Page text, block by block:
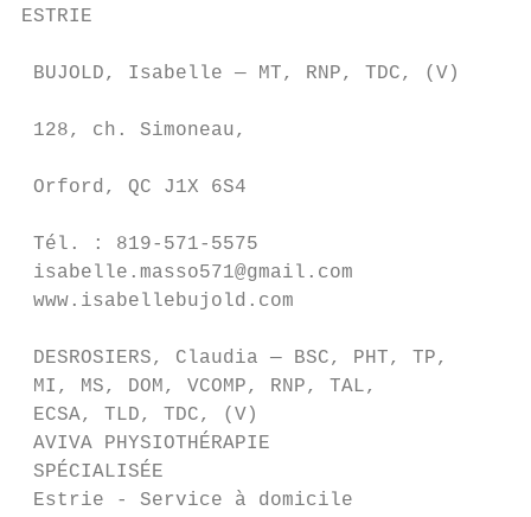
ESTRIE
BUJOLD, Isabelle — MT, RNP, TDC, (V)
128, ch. Simoneau,
Orford, QC J1X 6S4
Tél. : 819-571-5575
isabelle.masso571@gmail.com
www.isabellebujold.com
DESROSIERS, Claudia — BSC, PHT, TP,
MI, MS, DOM, VCOMP, RNP, TAL,
ECSA, TLD, TDC, (V)
AVIVA PHYSIOTHÉRAPIE
SPÉCIALISÉE                             Tél.
Estrie - Service à domicile